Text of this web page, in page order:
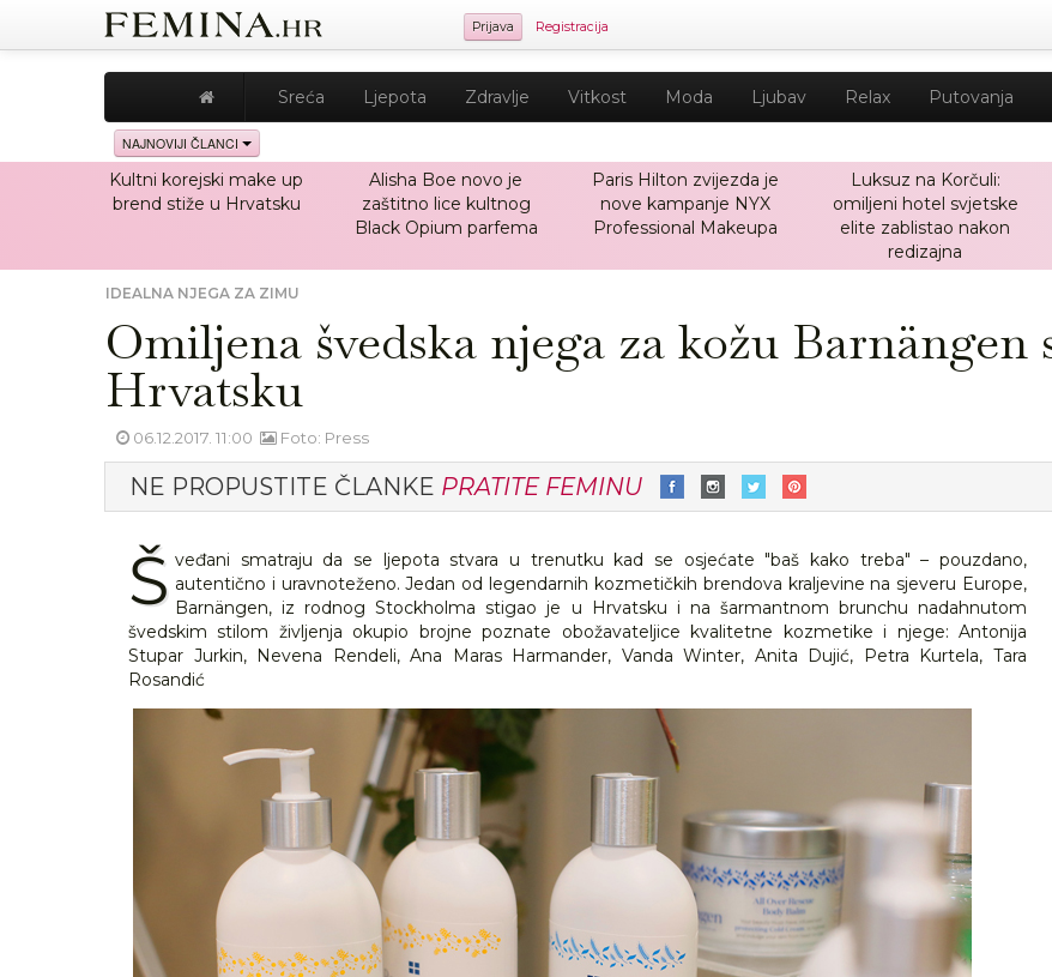
Prijava Registracija
Sreća Ljepota Zdravlje Vitkost Moda Ljubav Relax Putovanja
NAJNOVIJI ČLANCI
Kultni korejski make up
brend stiže u Hrvatsku
Alisha Boe novo je
zaštitno lice kultnog
Black Opium parfema
Paris Hilton zvijezda je
nove kampanje NYX
Professional Makeupa
Luksuz na Korčuli:
omiljeni hotel svjetske
elite zablistao nakon
redizajna
IDEALNA NJEGA ZA ZIMU
Omiljena švedska njega za kožu Barnängen
Hrvatsku
06.12.2017. 11:00 Foto: Press
NE PROPUSTITE ČLANKE PRATITE FEMINU
Š veđani smatraju da se ljepota stvara u trenutku kad se osjećate "baš kako treba" – pouzdano,
autentično i uravnoteženo. Jedan od legendarnih kozmetičkih brendova kraljevine na sjeveru Europe,
Barnängen, iz rodnog Stockholma stigao je u Hrvatsku i na šarmantnom brunchu nadahnutom
švedskim stilom življenja okupio brojne poznate obožavateljice kvalitetne kozmetike i njege: Antonija
Stupar Jurkin, Nevena Rendeli, Ana Maras Harmander, Vanda Winter, Anita Dujić, Petra Kurtela, Tara
Rosandić